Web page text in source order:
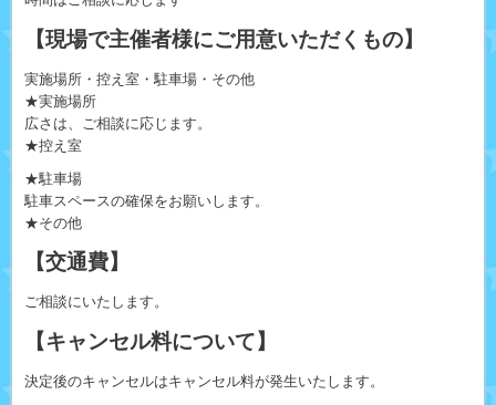
【現場で主催者様にご用意いただくもの】
実施場所・控え室・駐車場・その他
★実施場所
広さは、ご相談に応じます。
★控え室
★駐車場
駐車スペースの確保をお願いします。
★その他
【交通費】
ご相談にいたします。
【キャンセル料について】
決定後のキャンセルはキャンセル料が発生いたします。